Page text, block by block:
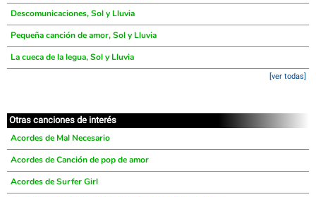
Descomunicaciones, Sol y Lluvia
Pequeña canción de amor, Sol y Lluvia
La cueca de la legua, Sol y Lluvia
[ver todas]
Otras canciones de interés
Acordes de Mal Necesario
Acordes de Canción de pop de amor
Acordes de Surfer Girl